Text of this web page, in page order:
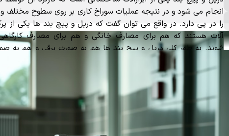
انجام می شود و در نتیجه عملیات سوراخ کاری بر روی سطوح مختلف
را در پی دارد. در واقع می توان گفت که دریل و پیچ بند ها یکی از
آلات هستند که هم برای مصارف خانگی و هم برای مصارف کارگاهی
شوند. به طور کلی دریل و پیچ بند ها هم به صورت برقی و هم به